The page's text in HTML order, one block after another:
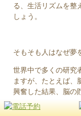
る、生活リズムを整
しょう。
そもそも人はなぜ夢
世界中で多くの研究
ますが、たとえば、
興奮した結果、脳の
的に連想することで